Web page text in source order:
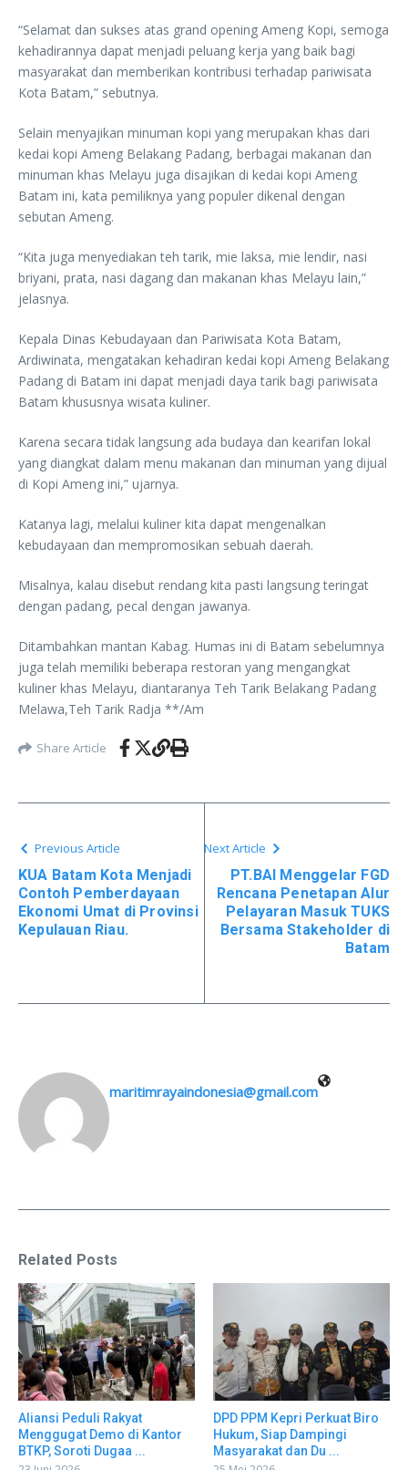
“Selamat dan sukses atas grand opening Ameng Kopi, semoga
kehadirannya dapat menjadi peluang kerja yang baik bagi
masyarakat dan memberikan kontribusi terhadap pariwisata
Kota Batam,” sebutnya.
Selain menyajikan minuman kopi yang merupakan khas dari
kedai kopi Ameng Belakang Padang, berbagai makanan dan
minuman khas Melayu juga disajikan di kedai kopi Ameng
Batam ini, kata pemiliknya yang populer dikenal dengan
sebutan Ameng.
“Kita juga menyediakan teh tarik, mie laksa, mie lendir, nasi
briyani, prata, nasi dagang dan makanan khas Melayu lain,”
jelasnya.
Kepala Dinas Kebudayaan dan Pariwisata Kota Batam,
Ardiwinata, mengatakan kehadiran kedai kopi Ameng Belakang
Padang di Batam ini dapat menjadi daya tarik bagi pariwisata
Batam khususnya wisata kuliner.
Karena secara tidak langsung ada budaya dan kearifan lokal
yang diangkat dalam menu makanan dan minuman yang dijual
di Kopi Ameng ini,” ujarnya.
Katanya lagi, melalui kuliner kita dapat mengenalkan
kebudayaan dan mempromosikan sebuah daerah.
Misalnya, kalau disebut rendang kita pasti langsung teringat
dengan padang, pecal dengan jawanya.
Ditambahkan mantan Kabag. Humas ini di Batam sebelumnya
juga telah memiliki beberapa restoran yang mengangkat
kuliner khas Melayu, diantaranya Teh Tarik Belakang Padang
Melawa,Teh Tarik Radja **/Am
Share Article
Previous Article
KUA Batam Kota Menjadi
Contoh Pemberdayaan
Ekonomi Umat di Provinsi
Kepulauan Riau.
Next Article
PT.BAI Menggelar FGD
Rencana Penetapan Alur
Pelayaran Masuk TUKS
Bersama Stakeholder di
Batam
maritimrayaindonesia@gmail.com
Related Posts
Aliansi Peduli Rakyat
Menggugat Demo di Kantor
BTKP, Soroti Dugaa ...
DPD PPM Kepri Perkuat Biro
Hukum, Siap Dampingi
Masyarakat dan Du ...